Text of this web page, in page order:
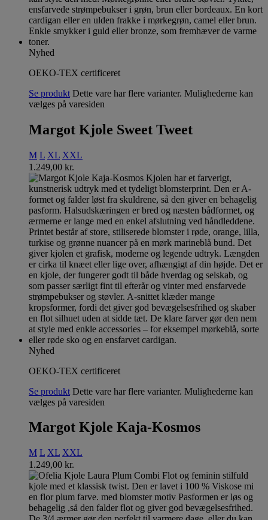
Nyhed
OEKO-TEX certificeret
Se produkt Dette vare har flere varianter. Mulighederne kan
vælges på varesiden
Margot Kjole Sweet Tweet
M L XL XXL
1.249,00 kr.
Nyhed
OEKO-TEX certificeret
Se produkt Dette vare har flere varianter. Mulighederne kan
vælges på varesiden
Margot Kjole Kaja-Kosmos
M L XL XXL
1.249,00 kr.